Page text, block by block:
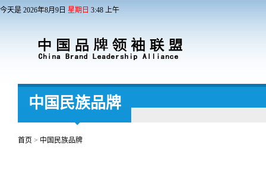
今天是 2026年8月 9 日 星期日 3:48 上午
中国民族品牌
首页 > 中国民族品牌